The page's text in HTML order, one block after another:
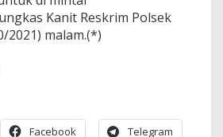
Kanit Reskrim Polsek
2021) malam.(*)
Facebook Telegram